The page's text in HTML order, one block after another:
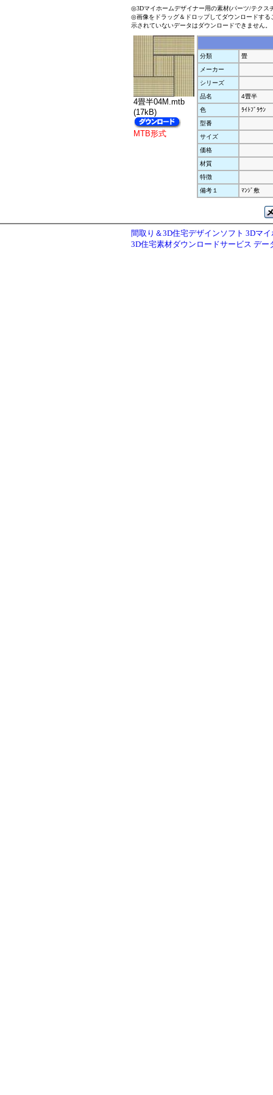
◎3Dマイホームデザイナー用の素材(パーツ/テクス
◎画像をドラッグ＆ドロップしてダウンロードす
示されていないデータはダウンロードできません。
4畳半04M.mtb
(17kB)
MTB形式
分類
畳
メーカー
シリーズ
品名
4畳半
色
ﾗｲﾄﾌﾞﾗｳﾝ
型番
サイズ
価格
材質
特徴
備考１
ﾏﾝｼﾞ敷
間取り＆3D住宅デザインソフト 3Dマ
3D住宅素材ダウンロードサービス デー